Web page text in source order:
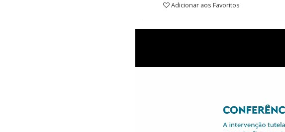
Adicionar aos Favoritos